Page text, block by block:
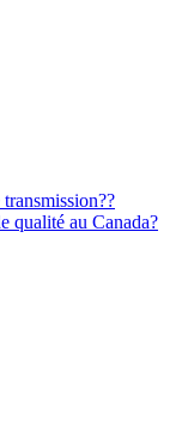
qualité au Canada?